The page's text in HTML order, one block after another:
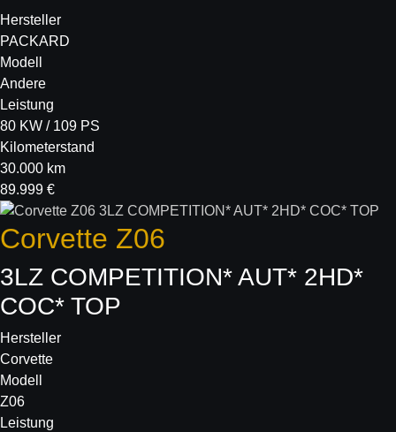
Hersteller
PACKARD
Modell
Andere
Leistung
80 KW / 109 PS
Kilometerstand
30.000 km
89.999 €
Corvette Z06
3LZ COMPETITION* AUT* 2HD*
COC* TOP
Hersteller
Corvette
Modell
Z06
Leistung